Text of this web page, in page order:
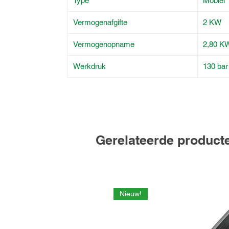
Vermogenafgifte 2 KW
Vermogenopname 2,80
Werkdruk 130 bar
Gerelateerde
Nieuw!